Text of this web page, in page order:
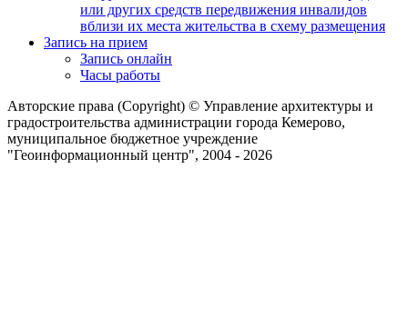
или других средств передвижения инвалидов
вблизи их места жительства в схему размещения
Запись на прием
Запись онлайн
Часы работы
Авторские права (Copyright) © Управление архитектуры и
градостроительства администрации города Кемерово,
муниципальное бюджетное учреждение
"Геоинформационный центр", 2004 - 2026